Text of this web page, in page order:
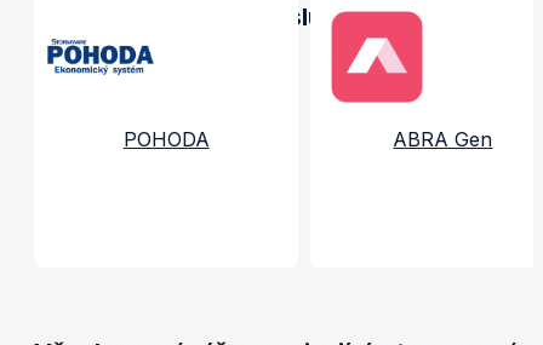
Propojené aplikace a služby
POHODA ABRA Gen